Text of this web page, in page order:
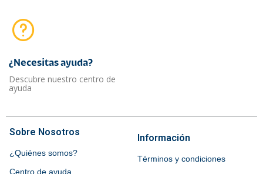
¿Necesitas ayuda?​
Descubre nuestro centro de
ayuda
Sobre Nosotros
¿Quiénes somos?
Centro de ayuda
Información
Términos y condiciones